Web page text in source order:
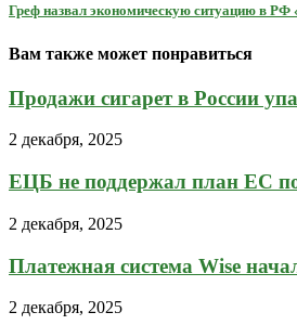
Греф назвал экономическую ситуацию в
Вам также может понравиться
Продажи сигарет в России
2 декабря, 2025
ЕЦБ не поддержал план ЕС
2 декабря, 2025
Платежная система Wise
2 декабря, 2025